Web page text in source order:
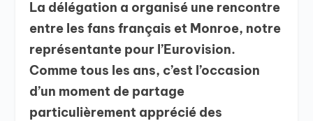
La délégation a organisé une rencontre
entre les fans français et Monroe, notre
représentante pour l’Eurovision.
Comme tous les ans, c’est l’occasion
d’un moment de partage
particulièrement apprécié des